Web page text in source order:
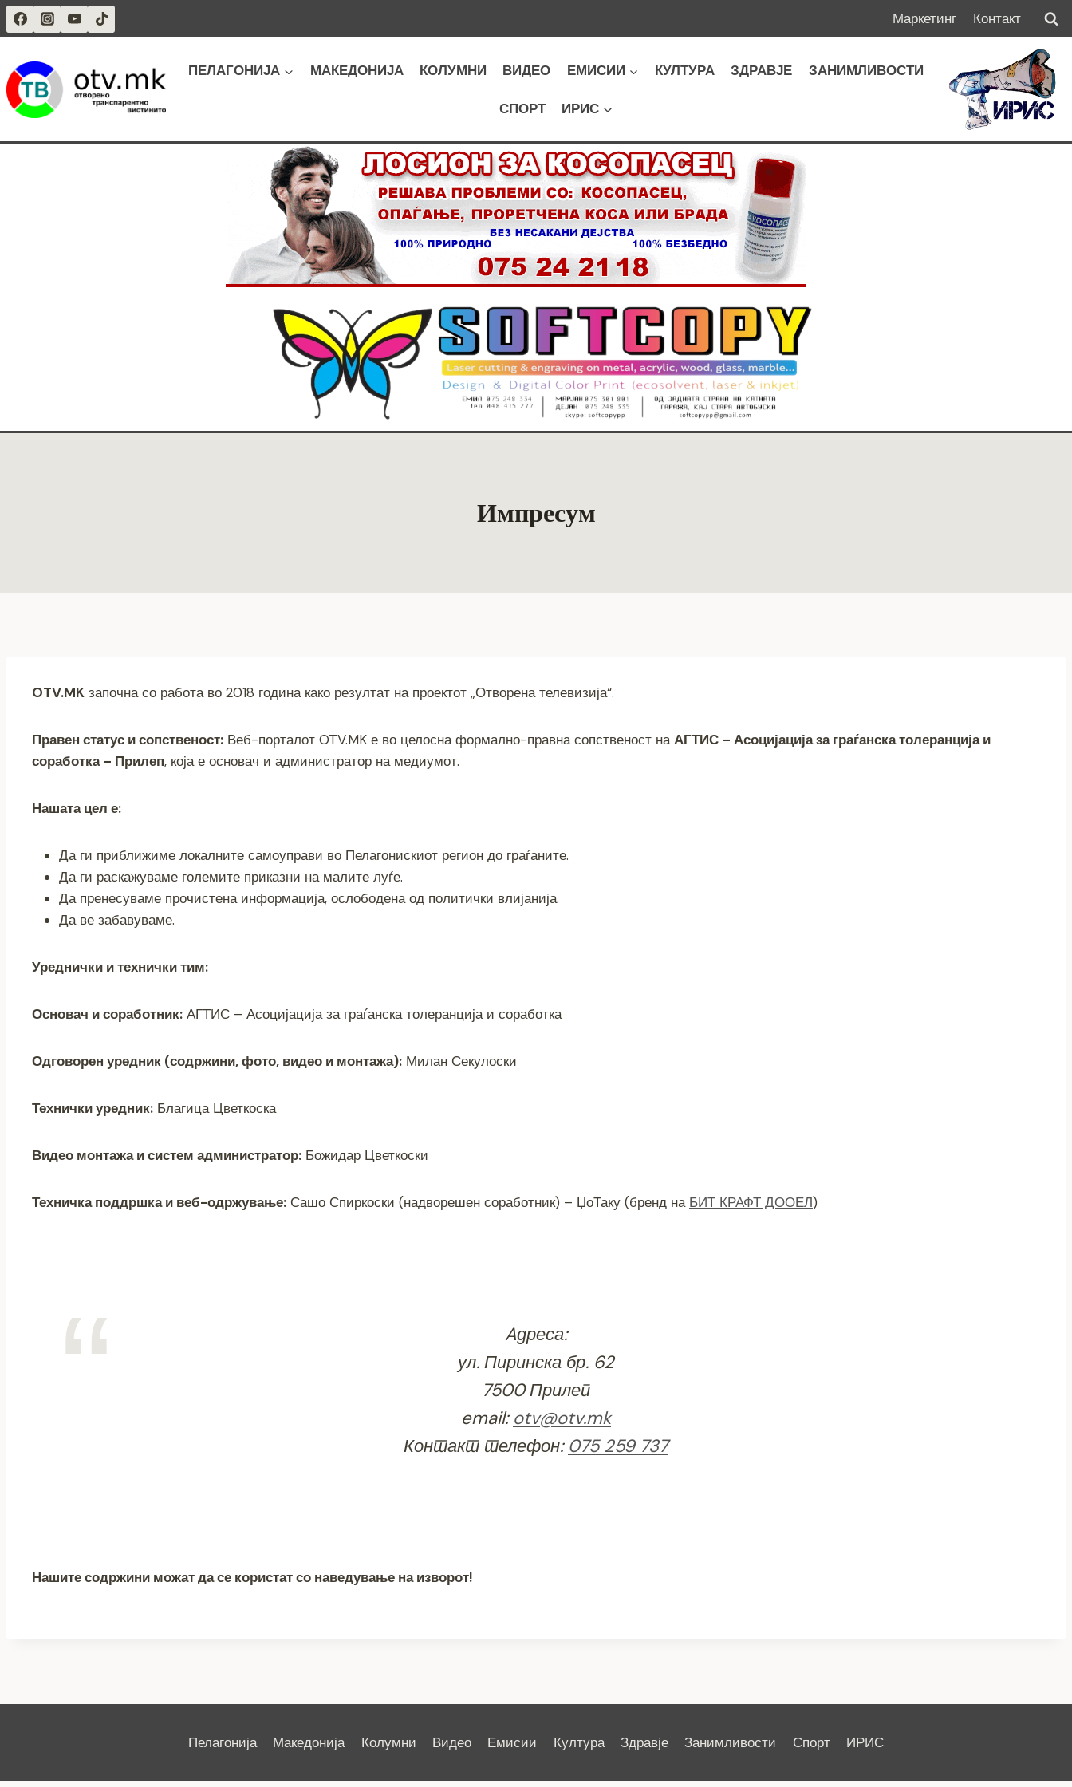
Skip
to
Маркетинг Контакт
ПЕЛАГОНИЈА МАКЕДОНИЈА КОЛУМНИ ВИДЕО ЕМИСИИ КУЛТУРА ЗДРАВЈЕ ЗАНИМЛИВОСТИ
СПОРТ ИРИС
Импресум
OTV.MK започна со работа во 2018 година како резултат на проектот „Отворена телевизија“.
Правен статус и сопственост: Веб-порталот OTV.MK е во целосна формално-правна сопственост наАГТИС – Асоцијација за граѓанска толеранција и
соработка – Прилеп, која е основач и администратор на медиумот.
Нашата цел е:
Да ги приближиме локалните самоуправи во Пелагонискиот регион до граѓаните.
Да ги раскажуваме големите приказни на малите луѓе.
Да пренесуваме прочистена информација, ослободена од политички влијанија.
Да ве забавуваме.
Уреднички и технички тим:
Основач и соработник: АГТИС – Асоцијација за граѓанска толеранција и соработка
Одговорен уредник (содржини, фото, видео и монтажа): Милан Секулоски
Технички уредник: Благица Цветкоска
Видео монтажа и систем администратор: Божидар Цветкоски
Техничка поддршка и веб-одржување: Сашо Спиркоски (надворешен соработник) – ЏоТаку (бренд на БИТ КРАФТ ДООЕЛ)
Aдреса:
ул. Пиринска бр. 62
7500 Прилеп
email: otv@otv.mk
Контакт телефон: 075 259 737
Нашите содржини можат да се користат со наведување на изворот!
Пелагонија Македонија Колумни Видео Емисии Култура Здравје Занимливости Спорт ИРИС